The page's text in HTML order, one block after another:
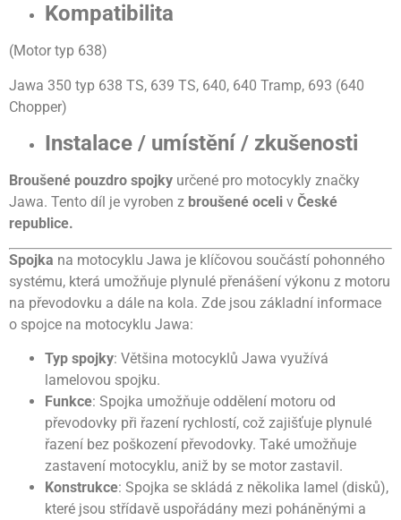
Kompatibilita
(Motor typ 638)
Jawa 350 typ 638 TS, 639 TS, 640, 640 Tramp, 693 (640
Chopper)
Instalace / umístění / zkušenosti
Broušené pouzdro spojky určené pro motocykly značky
Jawa. Tento díl je vyroben z broušené oceli v České
republice.
Spojka na motocyklu Jawa je klíčovou součástí pohonného
systému, která umožňuje plynulé přenášení výkonu z motoru
na převodovku a dále na kola. Zde jsou základní informace
o spojce na motocyklu Jawa:
Typ spojky: Většina motocyklů Jawa využívá
lamelovou spojku.
Funkce: Spojka umožňuje oddělení motoru od
převodovky při řazení rychlostí, což zajišťuje plynulé
řazení bez poškození převodovky. Také umožňuje
zastavení motocyklu, aniž by se motor zastavil.
Konstrukce: Spojka se skládá z několika lamel (disků),
které jsou střídavě uspořádány mezi poháněnými a